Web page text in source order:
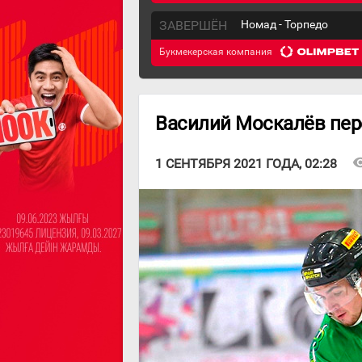
ЗАВЕРШЁН Номад - Торпедо
Букмекерская компания
Василий Москалёв
1 СЕНТЯБРЯ 2021 ГОДА, 02:28